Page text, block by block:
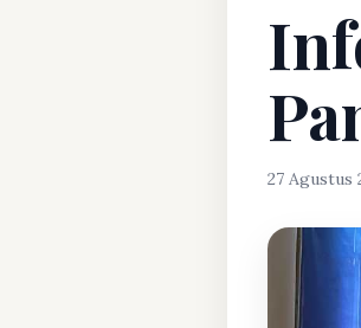
27 Agustus